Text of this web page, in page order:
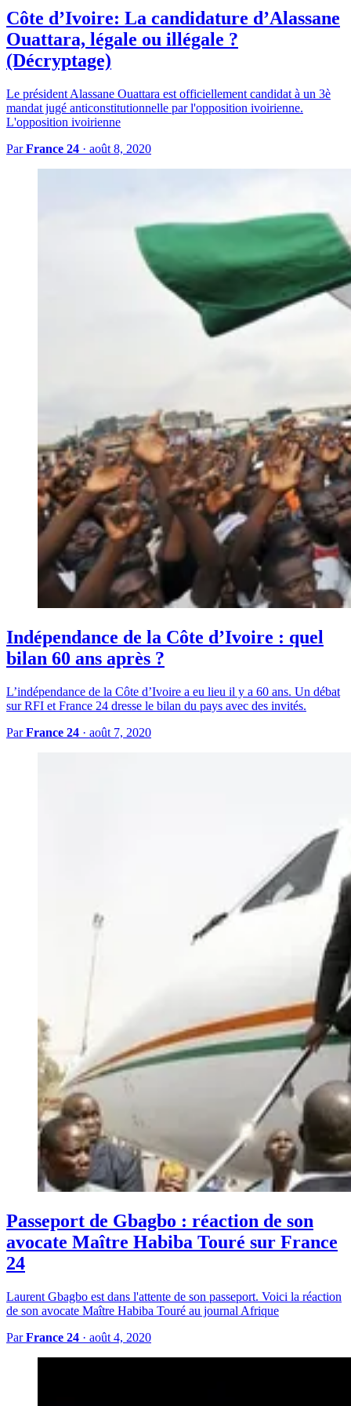
Côte d’Ivoire: La candidature d’Alassane
Ouattara, légale ou illégale ?
(Décryptage)
Le président Alassane Ouattara est officiellement candidat à un 3è
mandat jugé anticonstitutionnelle par l'opposition ivoirienne.
L'opposition ivoirienne
ParFrance 24 · août 8, 2020
Indépendance de la Côte d’Ivoire : quel
bilan 60 ans après ?
L’indépendance de la Côte d’Ivoire a eu lieu il y a 60 ans. Un débat
sur RFI et France 24 dresse le bilan du pays avec des invités.
ParFrance 24 · août 7, 2020
Passeport de Gbagbo : réaction de son
avocate Maître Habiba Touré sur France
24
Laurent Gbagbo est dans l'attente de son passeport. Voici la réaction
de son avocate Maître Habiba Touré au journal Afrique
ParFrance 24 · août 4, 2020